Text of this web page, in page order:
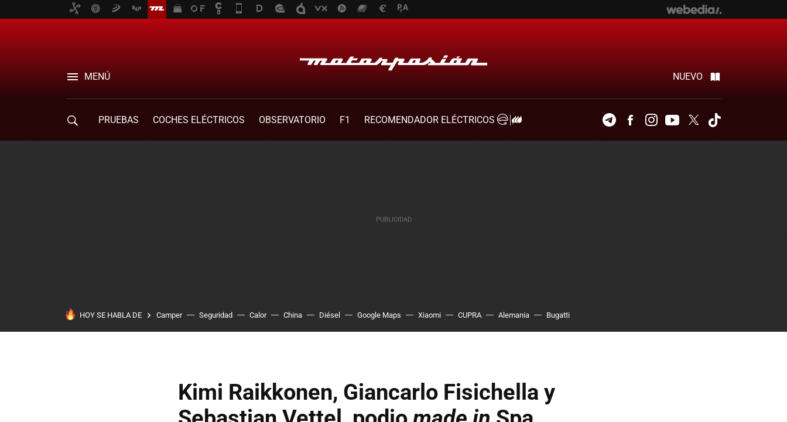
MENÚ NUEVO
PRUEBAS COCHES ELÉCTRICOS OBSERVATORIO F1
RECOMENDADOR ELÉCTRICOS
TelegramFacebookInstagramYoutubeTwitter
HOY SE HABLA DE Camper Seguridad Calor China Diésel Google Maps Xiaomi CUPRA Alemania Bugatti
Kimi Raikkonen, Giancarlo Fisichella y